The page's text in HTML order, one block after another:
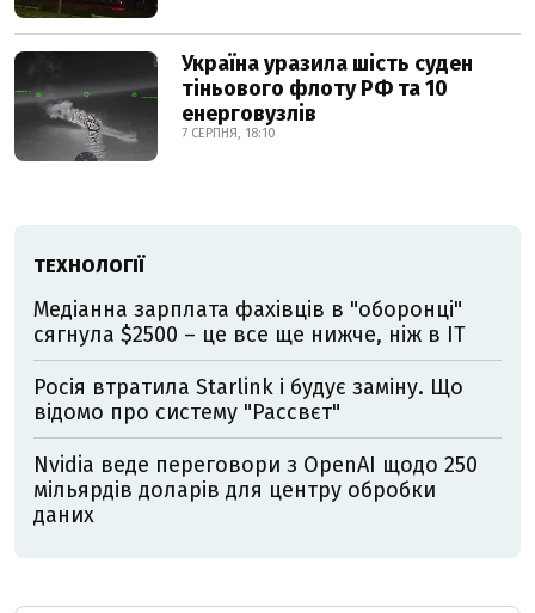
Україна уразила шість суден
тіньового флоту РФ та 10
енерговузлів
7 СЕРПНЯ, 18:10
ТЕХНОЛОГІЇ
Медіанна зарплата фахівців в "оборонці"
сягнула $2500 – це все ще нижче, ніж в IT
Росія втратила Starlink і будує заміну. Що
відомо про систему "Рассвєт"
Nvidia веде переговори з OpenAI щодо 250
мільярдів доларів для центру обробки
даних